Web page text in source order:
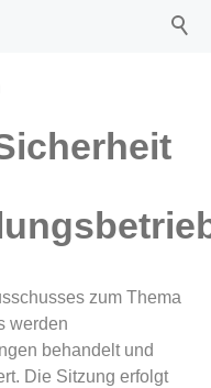
zum Thema
werden
behandelt und
Die Sitzung erfolgt